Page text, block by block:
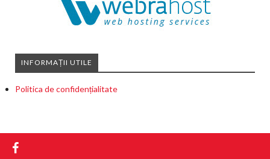
INFORMAȚII UTILE
Politica de confidențialitate